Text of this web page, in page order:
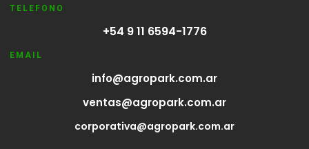
TELEFONO
+54 9 11 6594-1776
EMAIL
info@agropark.com.ar
ventas@agropark.com.ar
corporativa@agropark.com.ar